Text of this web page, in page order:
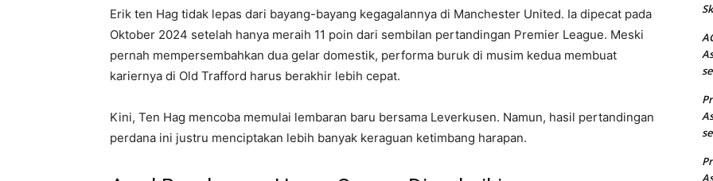
Erik ten Hag tidak lepas dari bayang-bayang kegagalannya di Manchester United. Ia dipecat pada
Oktober 2024 setelah hanya meraih 11 poin dari sembilan pertandingan Premier League. Meski
pernah mempersembahkan dua gelar domestik, performa buruk di musim kedua membuat
kariernya di Old Trafford harus berakhir lebih cepat.
Kini, Ten Hag mencoba memulai lembaran baru bersama Leverkusen. Namun, hasil pertandingan
perdana ini justru menciptakan lebih banyak keraguan ketimbang harapan.